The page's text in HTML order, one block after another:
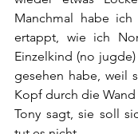
Manchmal habe
ertappt, wie ich
Einzelkind (no
gesehen habe, weil
Kopf durch die
Tony sagt, sie soll